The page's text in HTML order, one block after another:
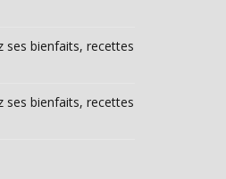
ses bienfaits, recettes
ses bienfaits, recettes